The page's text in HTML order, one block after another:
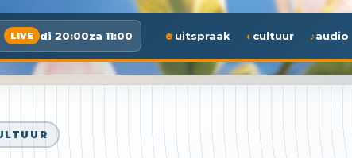
LIVE di 20:00za 11:00 uitspraak cultuur audio